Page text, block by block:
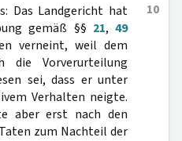
10
Das Landgericht hat
gemäß §§ 21,49
verneint, weil dem
die Vorverurteilung
sei, dass er unter
Verhalten neigte.
aber erst nach den
zum Nachteil der